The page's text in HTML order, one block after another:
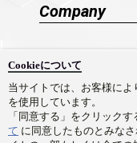
Cookieについて
当サイトでは、お客様に
を使用しています。
「同意する」をクリック
て に同意したものとみな
Company
会社概要
採用情報
お問い合わせ